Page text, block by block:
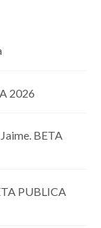
2026
BETA
PUBLICA